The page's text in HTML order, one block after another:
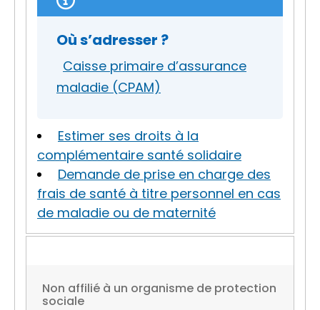
Où s’adresser ?
Caisse primaire d’assurance
maladie (CPAM)
Estimer ses droits à la
complémentaire santé solidaire
Demande de prise en charge des
frais de santé à titre personnel en cas
de maladie ou de maternité
Non affilié à un organisme de protection
sociale